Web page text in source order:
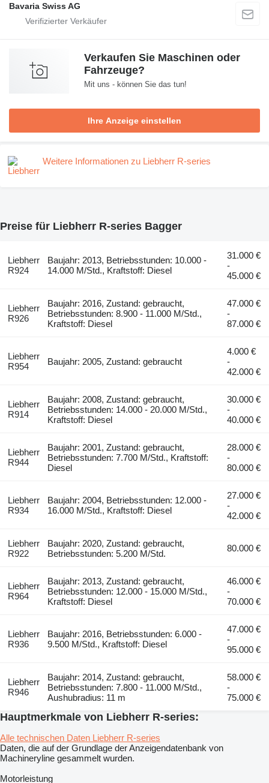
Bavaria Swiss AG
Verkaufen Sie Maschinen oder
Fahrzeuge?
Mit uns - können Sie das tun!
Ihre Anzeige einstellen
Weitere Informationen zu Liebherr R-series
Preise für Liebherr R-series Bagger
Liebherr
R924
Baujahr: 2013, Betriebsstunden: 10.000 -
14.000 M/Std., Kraftstoff: Diesel
31.000 €
-
45.000 €
Liebherr
R926
Baujahr: 2016, Zustand: gebraucht,
Betriebsstunden: 8.900 - 11.000 M/Std.,
Kraftstoff: Diesel
47.000 €
-
87.000 €
Liebherr
R954
Baujahr: 2005, Zustand: gebraucht
4.000 €
-
42.000 €
Liebherr
R914
Baujahr: 2008, Zustand: gebraucht,
Betriebsstunden: 14.000 - 20.000 M/Std.,
Kraftstoff: Diesel
30.000 €
-
40.000 €
Liebherr
R944
Baujahr: 2001, Zustand: gebraucht,
Betriebsstunden: 7.700 M/Std., Kraftstoff:
Diesel
28.000 €
-
80.000 €
Liebherr
R934
Baujahr: 2004, Betriebsstunden: 12.000 -
16.000 M/Std., Kraftstoff: Diesel
27.000 €
-
42.000 €
Liebherr
R922
Baujahr: 2020, Zustand: gebraucht,
Betriebsstunden: 5.200 M/Std.
80.000 €
Liebherr
R964
Baujahr: 2013, Zustand: gebraucht,
Betriebsstunden: 12.000 - 15.000 M/Std.,
Kraftstoff: Diesel
46.000 €
-
70.000 €
Liebherr
R936
Baujahr: 2016, Betriebsstunden: 6.000 -
9.500 M/Std., Kraftstoff: Diesel
47.000 €
-
95.000 €
Liebherr
R946
Baujahr: 2014, Zustand: gebraucht,
Betriebsstunden: 7.800 - 11.000 M/Std.,
Aushubradius: 11 m
58.000 €
-
75.000 €
Hauptmerkmale von Liebherr R-series:
Alle technischen Daten Liebherr R-series
Daten, die auf der Grundlage der Anzeigendatenbank von
Machineryline gesammelt wurden.
Motorleistung